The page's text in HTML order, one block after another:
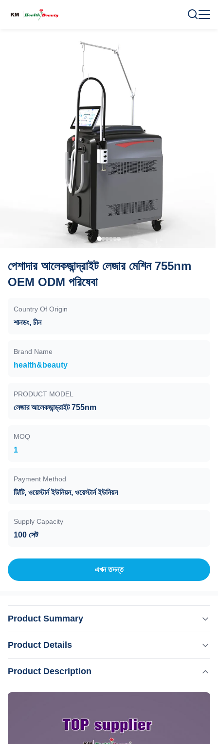
পেশাদার আলেকজান্দ্রাইট লেজার মেশিন 755nm
OEM ODM পরিষেবা
Country Of Origin
শানডং, চীন
Brand Name
health&beauty
PRODUCT MODEL
লেজার আলেকজান্ড্রাইট 755nm
MOQ
1
Payment Method
টি/টি, ওয়েস্টার্ন ইউনিয়ন, ওয়েস্টার্ন ইউনিয়ন
Supply Capacity
100 সেট
এখন তদন্ত
Product Summary
মান,৮০j/mm2 এর কম 3.ফাইবার 1.5mm inব্যাসার্ধ এবং160J এর শক্তি সহ্য
করতে পারে। 4.ডাবল সার্কিটডিজা...
Product Details
বিশেষভাবে তুলে ধরা: পেশাদার আলেকজান্দ্রাইট লেজার মেশিন
Laser Conduct System:
Product Description